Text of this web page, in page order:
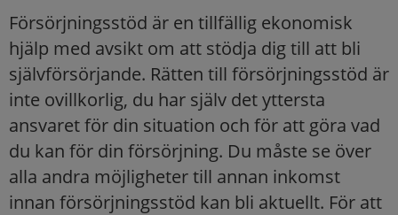
Försörjningsstöd är en tillfällig ekonomisk
hjälp med avsikt om att stödja dig till att bli
självförsörjande. Rätten till försörjningsstöd är
inte ovillkorlig, du har själv det yttersta
ansvaret för din situation och för att göra vad
du kan för din försörjning. Du måste se över
alla andra möjligheter till annan inkomst
innan försörjningsstöd kan bli aktuellt. För att